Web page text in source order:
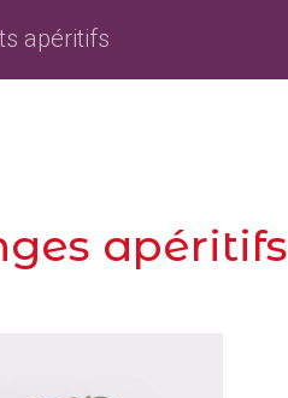
apéritifs
apéritifs